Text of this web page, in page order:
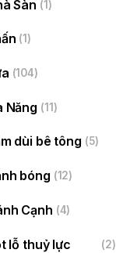
Sàn (1)
(1)
(104)
Năng (11)
dùi bê tông (5)
bóng (12)
Cạnh (4)
lỗ thuỷ lực
(2)